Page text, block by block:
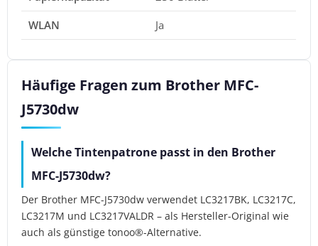
WLAN
Ja
Häufige Fragen zum Brother MFC-
J5730dw
Welche Tintenpatrone passt in den Brother
MFC-J5730dw?
Der Brother MFC-J5730dw verwendet LC3217BK, LC3217C,
LC3217M und LC3217VALDR – als Hersteller-Original wie
auch als günstige tonoo®-Alternative.